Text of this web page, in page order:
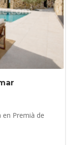
en Premià de